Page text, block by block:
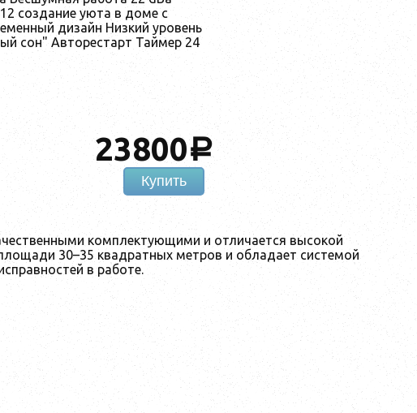
создание уюта в доме с
дизайн Низкий уровень
сон" Авторестарт Таймер 24
23800a
Купить
комплектующими и отличается высокой
30–35 квадратных метров и обладает системой
в работе.